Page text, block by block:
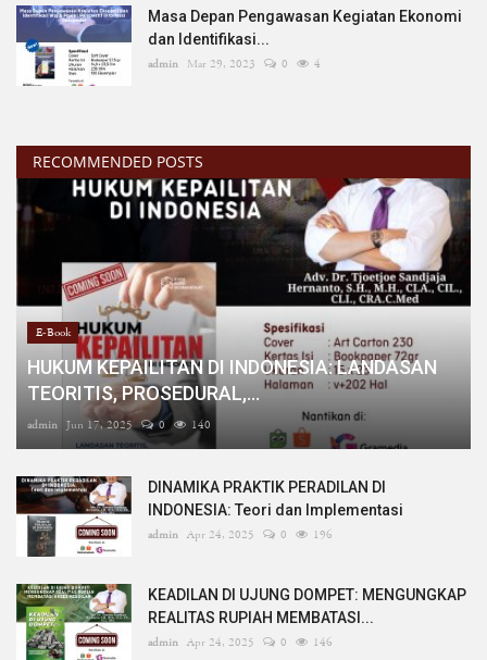
Masa Depan Pengawasan Kegiatan Ekonomi
dan Identifikasi...
admin Mar 29, 2023 0 4
RECOMMENDED POSTS
E-Book
HUKUM KEPAILITAN DI INDONESIA: LANDASAN
TEORITIS, PROSEDURAL,...
admin Jun 17, 2025 0 140
DINAMIKA PRAKTIK PERADILAN DI
INDONESIA: Teori dan Implementasi
admin Apr 24, 2025 0 196
KEADILAN DI UJUNG DOMPET: MENGUNGKAP
REALITAS RUPIAH MEMBATASI...
admin Apr 24, 2025 0 146